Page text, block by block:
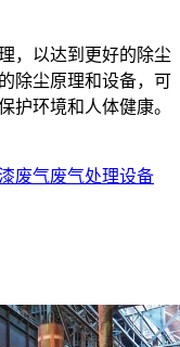
，以达到更好的除尘
除尘原理和设备，可
护环境和人体健康。
废气废气处理设备